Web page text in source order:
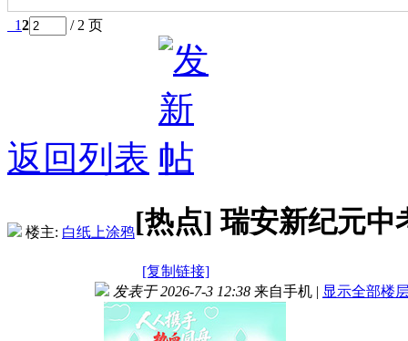
12 / 2 页
返回列表
楼主: 白纸上涂鸦[热点]瑞安新纪元中
[复制链接]
发表于 2026-7-3 12:38 来自手机 | 显示全部楼